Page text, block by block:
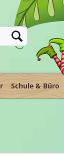
Schule & Büro